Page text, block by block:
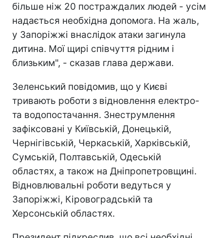
більше ніж 20 постраждалих людей - усім
надається необхідна допомога. На жаль,
у Запоріжжі внаслідок атаки загинула
дитина. Мої щирі співчуття рідним і
близьким", - сказав глава держави.
Зеленський повідомив, що у Києві
тривають роботи з відновлення електро-
та водопостачання. Знеструмлення
зафіксовані у Київській, Донецькій,
Чернігівській, Черкаській, Харківській,
Сумській, Полтавській, Одеській
областях, а також на Дніпропетровщині.
Відновлювальні роботи ведуться у
Запоріжжі, Кіровоградській та
Херсонській областях.